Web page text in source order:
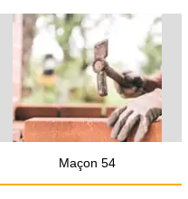
Maçon 54